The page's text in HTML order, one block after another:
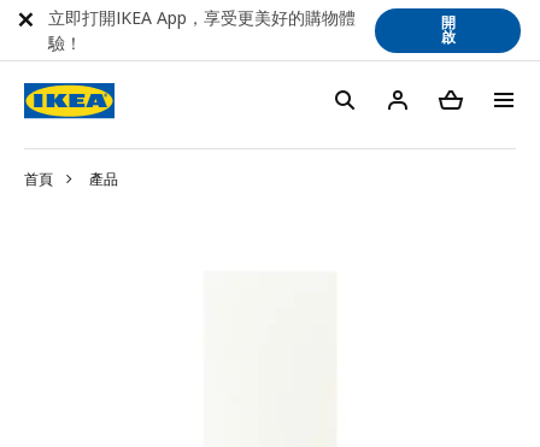
首頁 產品
立即打開IKEA App，享受更美好的購物體
驗！
開
啟